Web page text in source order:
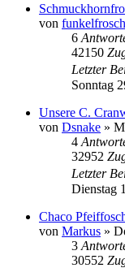
von funkelfrosch
6
42150
Letzter
Sonntag
Unsere C.
von Dsnake »
4
32952
Letzter
Dienstag
Chaco
von Markus »
3
30552